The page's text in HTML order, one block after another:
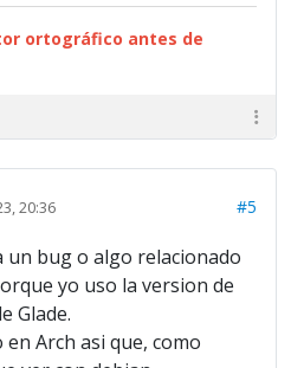
ortográfico antes de
20:36 #5
un bug o algo relacionado
yo uso la version de
Glade.
Arch asi que, como